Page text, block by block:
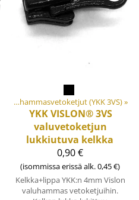
Kevyet valuhammasvetoketjut (YKK 3VS)‪»
YKKVISLON® 3VS
valuvetoketjun
lukkiutuva kelkka
0,90 €
(isommissa erissä alk. 0,45 €)
Kelkka+lippa YKK:n 4mm Vislon
valuhammas vetoketjuihin.